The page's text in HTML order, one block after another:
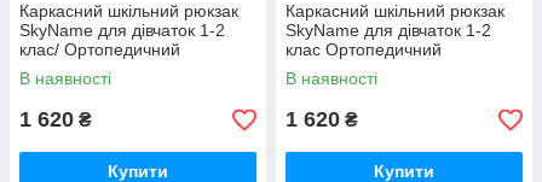
Каркасний шкільний рюкзак
SkyName для дівчаток 1-2
клас/ Ортопедичний
бірюзовий портфель з
єдинорогом для
В наявності
1 620 ₴
Купити
Каркасний шкільний рюкзак
SkyName для дівчаток 1-2
клас Ортопедичний
блакитний портфель з
котиком для дітей
В наявності
1 620 ₴
Купити